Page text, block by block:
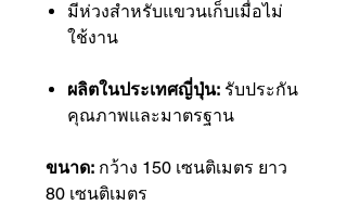
มีห่วงสำหรับแขวนเก็บเมื่อไม่
ใช้งาน
ผลิตในประเทศญี่ปุ่น: รับประกัน
คุณภาพและมาตรฐาน
ขนาด: กว้าง 150 เซนติเมตร ยาว
80 เซนติเมตร